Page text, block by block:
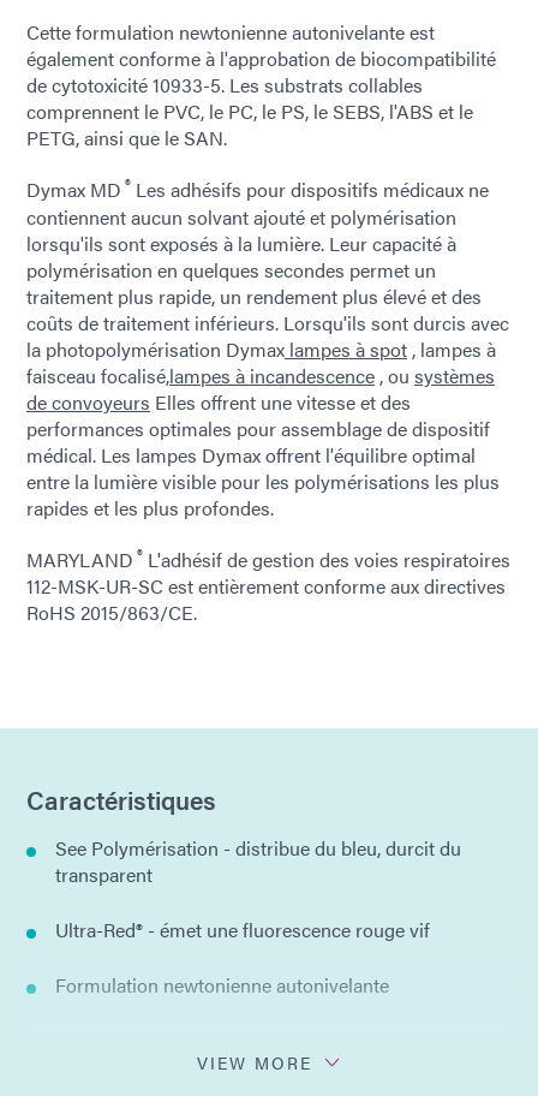
Cette formulation newtonienne autonivelante est
également conforme à l'approbation de biocompatibilité
de cytotoxicité 10933-5. Les substrats collables
comprennent le PVC, le PC, le PS, le SEBS, l'ABS et le
PETG, ainsi que le SAN.
Dymax MD ® Les adhésifs pour dispositifs médicaux ne
contiennent aucun solvant ajouté et polymérisation
lorsqu'ils sont exposés à la lumière. Leur capacité à
polymérisation en quelques secondes permet un
traitement plus rapide, un rendement plus élevé et des
coûts de traitement inférieurs. Lorsqu'ils sont durcis avec
la photopolymérisation Dymax lampes à spot , lampes à
faisceau focalisé,lampes à incandescence , ou systèmes
de convoyeurs Elles offrent une vitesse et des
performances optimales pour assemblage de dispositif
médical. Les lampes Dymax offrent l'équilibre optimal
entre la lumière visible pour les polymérisations les plus
rapides et les plus profondes.
MARYLAND ® L'adhésif de gestion des voies respiratoires
112-MSK-UR-SC est entièrement conforme aux directives
RoHS 2015/863/CE.
Caractéristiques
See Polymérisation - distribue du bleu, durcit du
transparent
Ultra-Red® - émet une fluorescence rouge vif
Formulation newtonienne autonivelante
VIEW MORE